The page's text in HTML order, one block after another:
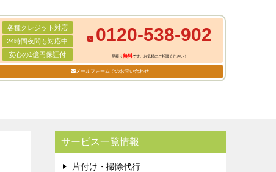
各種クレジット対応
24時間夜間も対応中
安心の1億円保証付
0120-538-902
見積り無料です。お気軽にご相談ください！
メールフォームでのお問い合わせ
サービス一覧情報
片付け・掃除代行